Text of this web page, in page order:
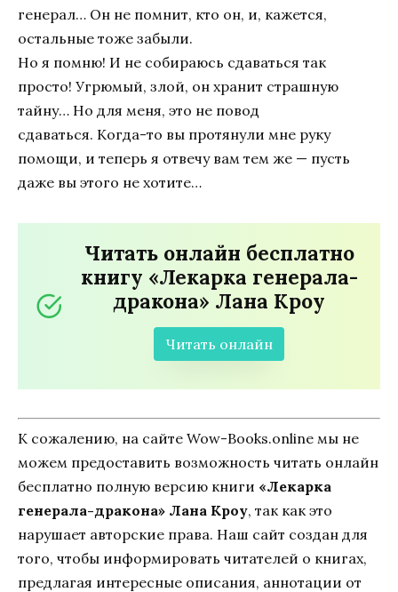
генерал… Он не помнит, кто он, и, кажется,
остальные тоже забыли.
Но я помню! И не собираюсь сдаваться так
просто! Угрюмый, злой, он хранит страшную
тайну… Но для меня, это не повод
сдаваться. Когда-то вы протянули мне руку
помощи, и теперь я отвечу вам тем же — пусть
даже вы этого не хотите…
Читать онлайн бесплатно
книгу «Лекарка генерала-
дракона» Лана Кроу
Читать онлайн
К сожалению, на сайте Wow-Books.online мы не
можем предоставить возможность читать онлайн
бесплатно полную версию книги «Лекарка
генерала-дракона» Лана Кроу, так как это
нарушает авторские права. Наш сайт создан для
того, чтобы информировать читателей о книгах,
предлагая интересные описания, аннотации от